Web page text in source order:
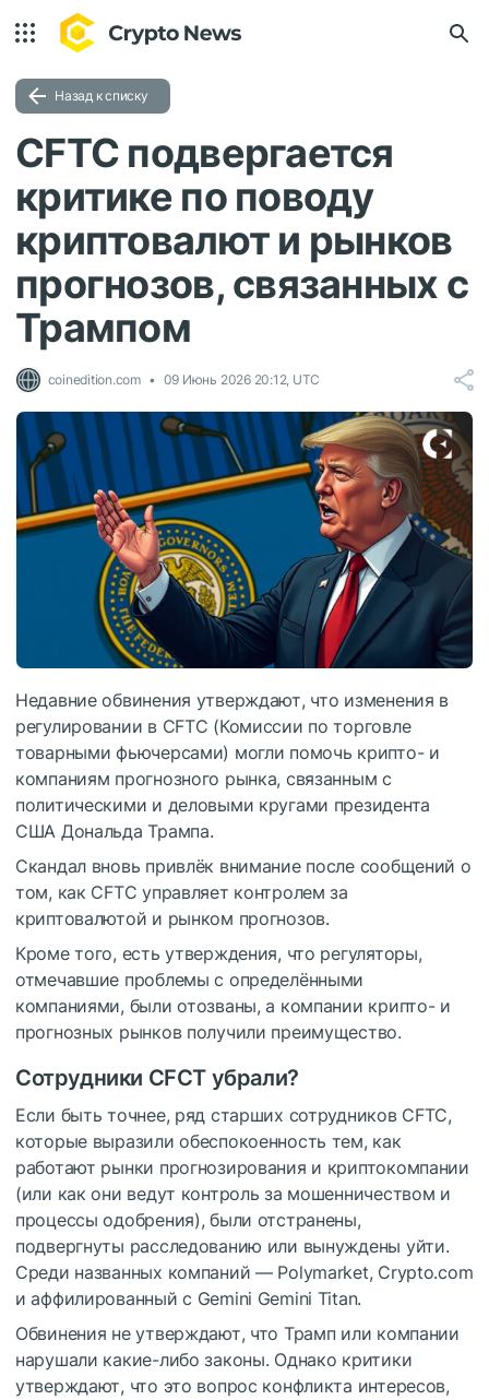
Назад к списку
CFTC подвергается
критике по поводу
криптовалют и рынков
прогнозов, связанных с
Трампом
coinedition.com 09 Июнь 2026 20:12, UTC
Недавние обвинения утверждают, что изменения в
регулировании в CFTC (Комиссии по торговле
товарными фьючерсами) могли помочь крипто- и
компаниям прогнозного рынка, связанным с
политическими и деловыми кругами президента
США Дональда Трампа.
Скандал вновь привлёк внимание после сообщений о
том, как CFTC управляет контролем за
криптовалютой и рынком прогнозов.
Кроме того, есть утверждения, что регуляторы,
отмечавшие проблемы с определёнными
компаниями, были отозваны, а компании крипто- и
прогнозных рынков получили преимущество.
Сотрудники CFCT убрали?
Если быть точнее, ряд старших сотрудников CFTC,
которые выразили обеспокоенность тем, как
работают рынки прогнозирования и криптокомпании
(или как они ведут контроль за мошенничеством и
процессы одобрения), были отстранены,
подвергнуты расследованию или вынуждены уйти.
Среди названных компаний — Polymarket, Crypto.com
и аффилированный с Gemini Gemini Titan.
Обвинения не утверждают, что Трамп или компании
нарушали какие-либо законы. Однако критики
утверждают, что это вопрос конфликта интересов,